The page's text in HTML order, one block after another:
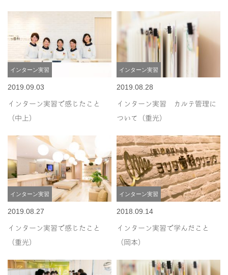
インターン実習
2019.09.03
インターン実習で感じたこと
（中上）
インターン実習
2019.08.28
インターン実習 カルテ管理に
ついて（重光）
インターン実習
2019.08.27
インターン実習で感じたこと
（重光）
インターン実習
2018.09.14
インターン実習で学んだこと
（岡本）